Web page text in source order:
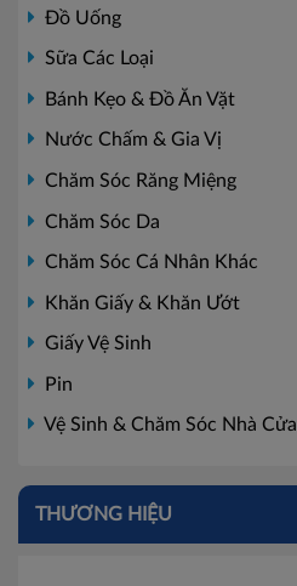
Đồ Uống
Sữa Các Loại
Bánh Kẹo & Đồ Ăn Vặt
Nước Chấm & Gia Vị
Chăm Sóc Răng Miệng
Chăm Sóc Da
Chăm Sóc Cá Nhân Khác
Khăn Giấy & Khăn Ướt
Giấy Vệ Sinh
Pin
Vệ Sinh & Chăm Sóc Nhà Cửa
THƯƠNG HIỆU